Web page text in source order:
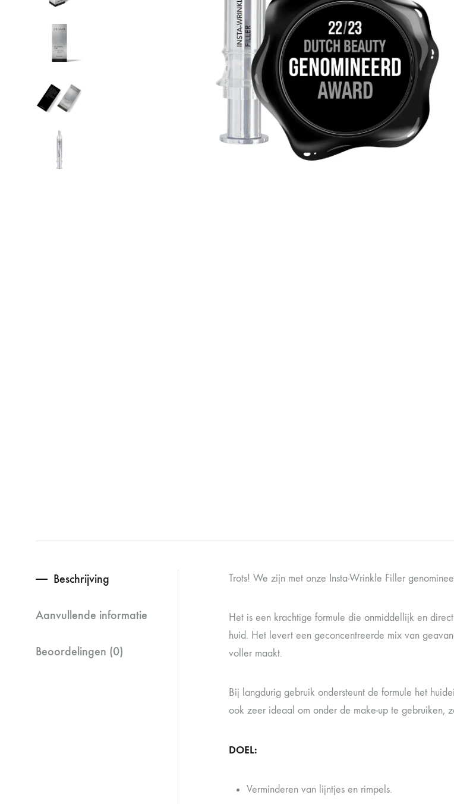
Couperose
Droge huid behandeling
Fotona Fractionele Laser
Hoofdhuidbehandeling
Relax behandeling
Rosacea
Rug behandeling
SmoothLips
SmoothEye
Beschrijving
Aanvullende informatie
Beoordelingen (0)
Trots! We zijn met onze Insta-Wrinkle Filler
Het is een krachtige formule die onmiddellijk en
huid. Het levert een geconcentreerde mix van
voller maakt.
Bij langdurig gebruik ondersteunt de formule het
ook zeer ideaal om onder de make-up te gebruiken,
DOEL:
Verminderen van lijntjes en rimpels.